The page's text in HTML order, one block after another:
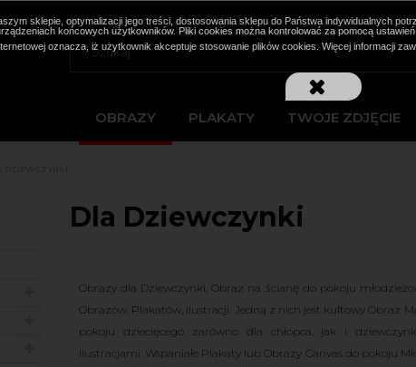
OBRAZY PLAKATY TWOJE ZDJĘCIE
Dla Dziewczynki
Obrazy dla Dziewczynki, Obraz na ścianę do pokoju
Obrazów, Plakatów, Ilustracji. Jedną z nich jest kultowy Obraz
pokoju dziecięcego zarówno dla chłopca, jak i
Ilustracjami. Wspaniałe Plakaty lub Obrazy Canvas do pokoju
sklepie, optymalizacji jego treści, dostosowania sklepu do Państwa indywidualnych
końcowych użytkowników. Pliki cookies można kontrolować za pomocą
oznacza, iż użytkownik akceptuje stosowanie plików cookies. Więcej informacji